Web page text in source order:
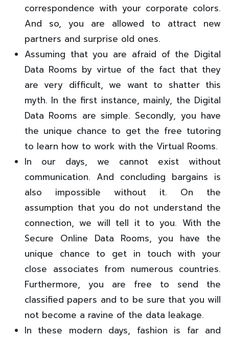
correspondence with your corporate colors.
And so, you are allowed to attract new
partners and surprise old ones.
Assuming that you are afraid of the Digital
Data Rooms by virtue of the fact that they
are very difficult, we want to shatter this
myth. In the first instance, mainly, the Digital
Data Rooms are simple. Secondly, you have
the unique chance to get the free tutoring
to learn how to work with the Virtual Rooms.
In our days, we cannot exist without
communication. And concluding bargains is
also impossible without it. On the
assumption that you do not understand the
connection, we will tell it to you. With the
Secure Online Data Rooms, you have the
unique chance to get in touch with your
close associates from numerous countries.
Furthermore, you are free to send the
classified papers and to be sure that you will
not become a ravine of the data leakage.
In these modern days, fashion is far and